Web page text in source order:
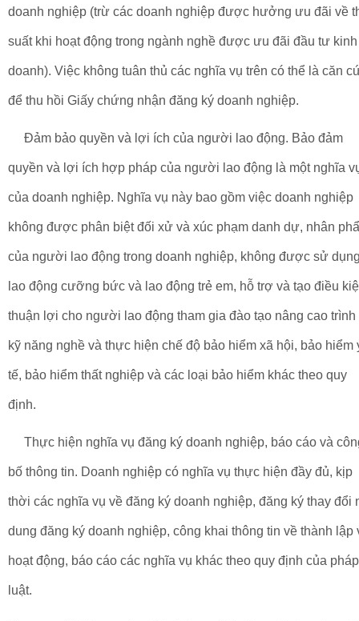
doanh nghiệp (trừ các doanh nghiệp được hưởng ưu đãi về
suất khi hoạt động trong ngành nghề được ưu đãi đầu tư kinh
doanh). Việc không tuân thủ các nghĩa vụ trên có thể là căn
để thu hồi Giấy chứng nhận đăng ký doanh nghiệp.
Đảm bảo quyền và lợi ích của người lao động. Bảo đảm
quyền và lợi ích hợp pháp của người lao động là một nghĩa
của doanh nghiệp. Nghĩa vụ này bao gồm việc doanh nghiệp
không được phân biệt đối xử và xúc phạm danh dự, nhân
của người lao động trong doanh nghiệp, không được sử
lao động cưỡng bức và lao động trẻ em, hỗ trợ và tạo điều
thuận lợi cho người lao động tham gia đào tạo nâng cao trình
kỹ năng nghề và thực hiện chế độ bảo hiểm xã hội, bảo hiểm
tế, bảo hiểm thất nghiệp và các loại bảo hiểm khác theo quy
định.
Thực hiện nghĩa vụ đăng ký doanh nghiệp, báo cáo và
bố thông tin. Doanh nghiệp có nghĩa vụ thực hiện đầy đủ, kịp
thời các nghĩa vụ về đăng ký doanh nghiệp, đăng ký thay đổi
dung đăng ký doanh nghiệp, công khai thông tin về thành lập
hoạt động, báo cáo các nghĩa vụ khác theo quy định của pháp
luật.